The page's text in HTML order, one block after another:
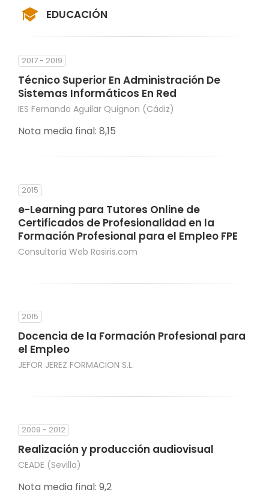
EDUCACIÓN
2017 - 2019
Técnico Superior En Administración De
Sistemas Informáticos En Red
IES Fernando Aguilar Quignon (Cádiz)
Nota media final: 8,15
2015
e-Learning para Tutores Online de
Certificados de Profesionalidad en la
Formación Profesional para el Empleo FPE
Consultoría Web Rosiris.com
2015
Docencia de la Formación Profesional para
el Empleo
JEFOR JEREZ FORMACION S.L.
2009 - 2012
Realización y producción audiovisual
CEADE (Sevilla)
Nota media final: 9,2